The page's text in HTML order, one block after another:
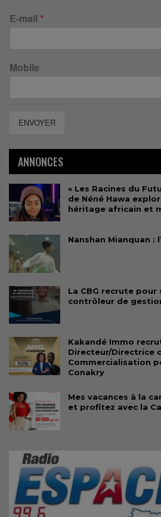
E-mail *
Mobile
ENVOYER
ANNONCES
« Les Racines du
de Néné Hawa
héritage africain et
Nanshan Mianquan :
La CBG recrute
contrôleur de
Kakandé Immo
Directeur/Directrice
Commercialisation
Conakry
Mes vacances à la
et profitez avec la